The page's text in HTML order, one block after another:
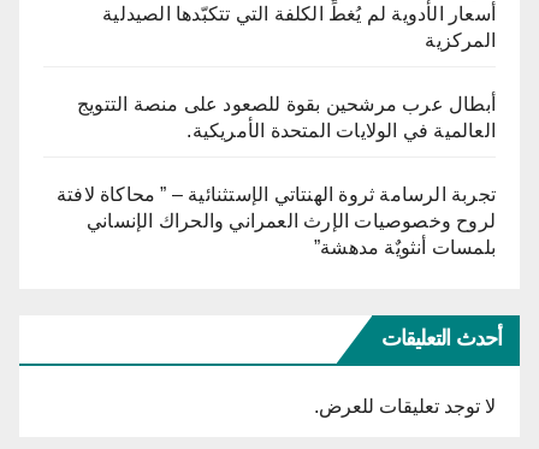
أسعار الأدوية لم يُغطِّ الكلفة التي تتكبّدها الصيدلية
المركزية
أبطال عرب مرشحين بقوة للصعود على منصة التتويج
العالمية في الولايات المتحدة الأمريكية.
تجربة الرسامة ثروة الهنتاتي الإستثنائية – ” محاكاة لافتة
لروح وخصوصيات الإرث العمراني والحراك الإنساني
بلمسات أنثويٌة مدهشة”
أحدث التعليقات
لا توجد تعليقات للعرض.